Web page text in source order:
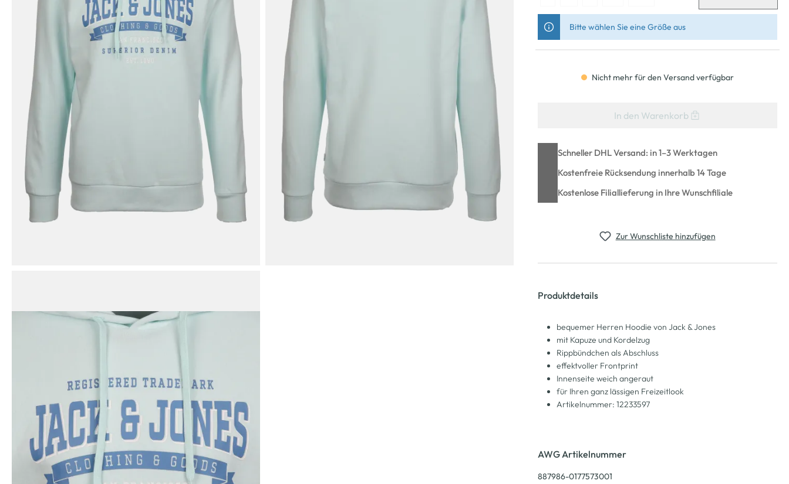
Bitte wählen Sie eine Größe aus
Nicht mehr für den Versand verfügbar
In den Warenkorb
Schneller DHL Versand: in 1–3 Werktagen
Kostenfreie Rücksendung innerhalb 14 Tage
Kostenlose Filiallieferung in Ihre Wunschfiliale
Zur Wunschliste hinzufügen
Produktdetails
bequemer Herren Hoodie von Jack & Jones
mit Kapuze und Kordelzug
Rippbündchen als Abschluss
effektvoller Frontprint
Innenseite weich angeraut
für Ihren ganz lässigen Freizeitlook
Artikelnummer: 12233597
AWG Artikelnummer
887986-0177573001